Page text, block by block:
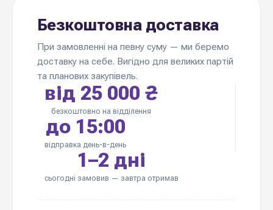
Безкоштовна доставка
При замовленні на певну суму — ми беремо
доставку на себе. Вигідно для великих партій
та планових закупівель.
від 25 000 ₴
безкоштовно на відділення
до 15:00
відправка день-в-день
1–2 дні
сьогодні замовив — завтра отримав